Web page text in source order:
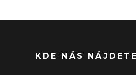
KDE NÁS NÁJDETE